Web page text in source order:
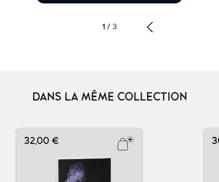
1 / 3
DANS LA MÊME COLLECTION
32,00 €
Ajouter au panier